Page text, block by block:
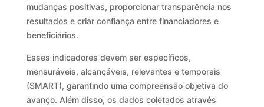
mudanças positivas, proporcionar transparência nos
resultados e criar confiança entre financiadores e
beneficiários.
Esses indicadores devem ser específicos,
mensuráveis, alcançáveis, relevantes e temporais
(SMART), garantindo uma compreensão objetiva do
avanço. Além disso, os dados coletados através